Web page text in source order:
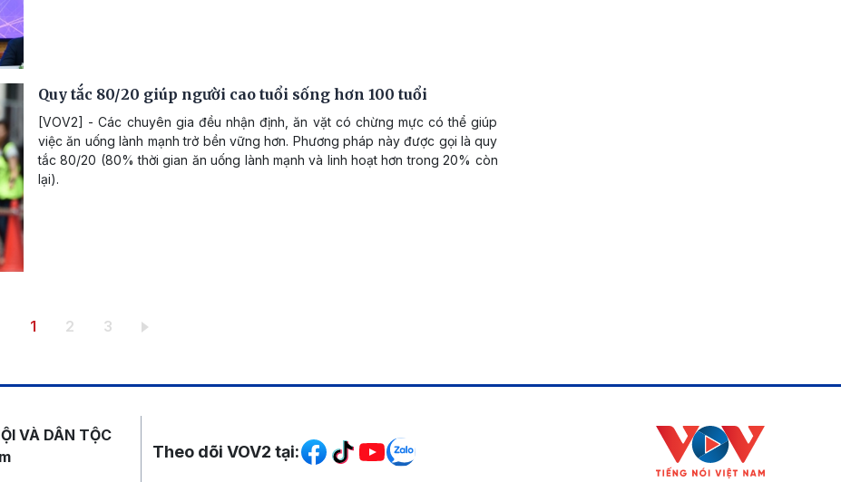
Quy tắc 80/20 giúp người cao tuổi sống hơn 100 tuổi
[VOV2] - Các chuyên gia đều nhận định, ăn vặt có chừng mực có thể giúp
việc ăn uống lành mạnh trở bền vững hơn. Phương pháp này được gọi là quy
tắc 80/20 (80% thời gian ăn uống lành mạnh và linh hoạt hơn trong 20% còn
lại).
Trang hiện thời
1 Trang
2 Trang
3
VÀ DÂN TỘC
Mạng xã hội
Theo dõi VOV2 tại: